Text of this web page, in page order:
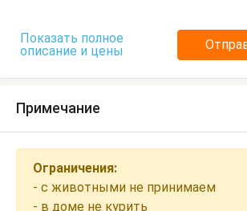
Показать полное
описание и цены
Примечание
Ограничения:
- с животными не принимаем
- в доме не курить